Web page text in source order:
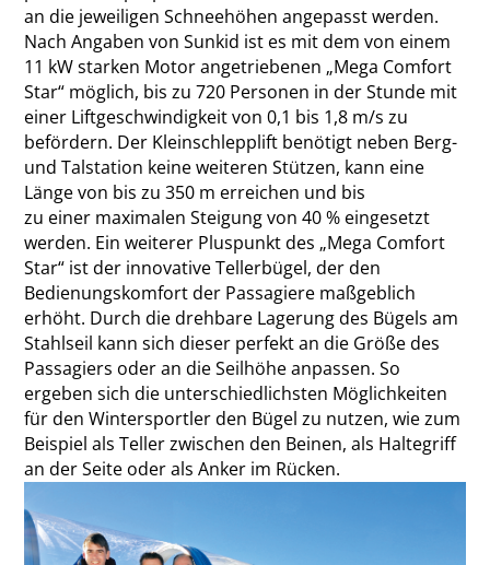
an die jeweiligen Schneehöhen angepasst werden.
Nach Angaben von Sunkid ist es mit dem von einem
11 kW starken Motor angetriebenen „Mega Comfort
Star“ möglich, bis zu 720 Personen in der Stunde mit
einer Liftgeschwindigkeit von 0,1 bis 1,8 m/s zu
befördern. Der Kleinschlepplift benötigt neben Berg-
und Talstation keine weiteren Stützen, kann eine
Länge von bis zu 350 m erreichen und bis
zu einer maximalen Steigung von 40 % eingesetzt
werden. Ein weiterer Pluspunkt des „Mega Comfort
Star“ ist der innovative Tellerbügel, der den
Bedienungskomfort der Passagiere maßgeblich
erhöht. Durch die drehbare Lagerung des Bügels am
Stahlseil kann sich dieser perfekt an die Größe des
Passagiers oder an die Seilhöhe anpassen. So
ergeben sich die unterschiedlichsten Möglichkeiten
für den Wintersportler den Bügel zu nutzen, wie zum
Beispiel als Teller zwischen den Beinen, als Haltegriff
an der Seite oder als Anker im Rücken.